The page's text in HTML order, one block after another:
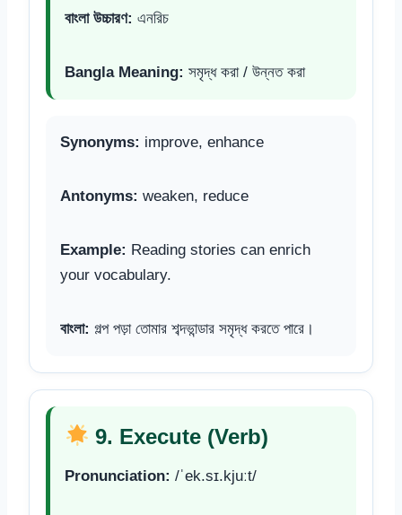
বাংলা উচ্চারণ: এনরিচ
Bangla Meaning: সমৃদ্ধ করা / উন্নত করা
Synonyms: improve, enhance
Antonyms: weaken, reduce
Example: Reading stories can enrich
your vocabulary.
বাংলা: গল্প পড়া তোমার শব্দভান্ডার সমৃদ্ধ করতে পারে।
9. Execute (Verb)
Pronunciation: /ˈek.sɪ.kjuːt/